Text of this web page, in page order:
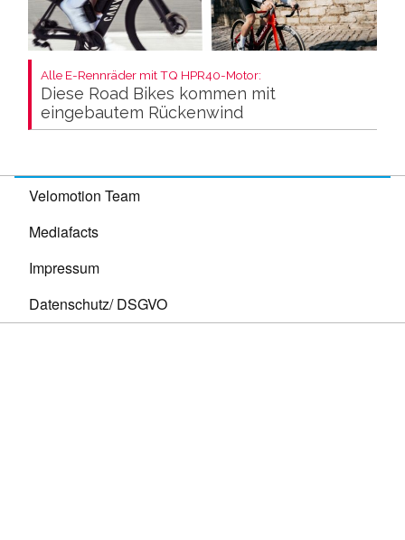
Alle E-Rennräder mit TQ HPR40-Motor:
Diese Road Bikes kommen mit
eingebautem Rückenwind
Velomotion Team
Mediafacts
Impressum
Datenschutz/ DSGVO